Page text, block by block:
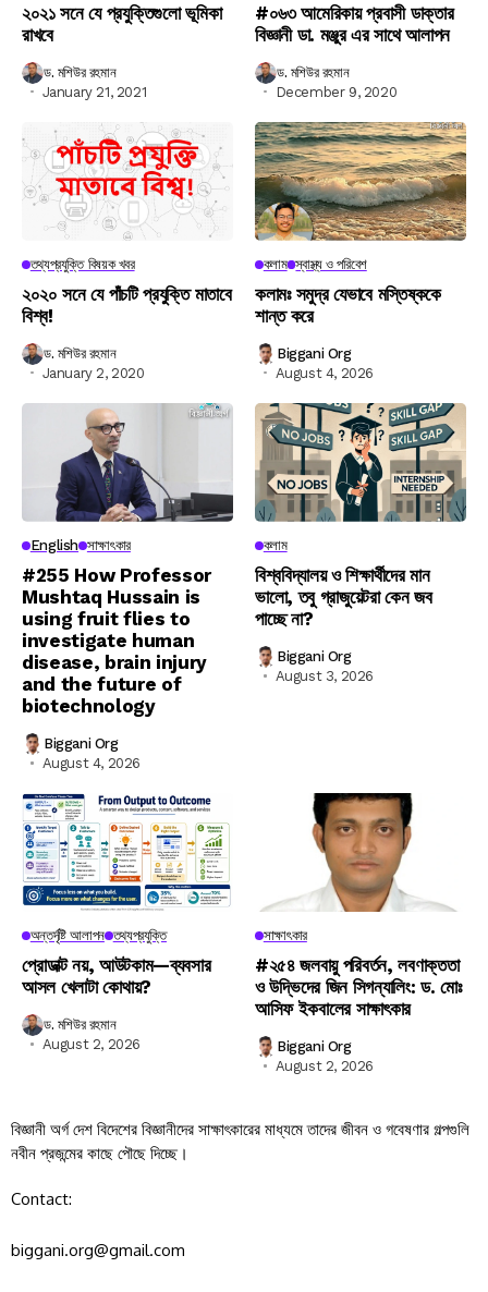
২০২১ সনে যে প্রযুক্তিগুলো ভূমিকা
রাখবে
ড. মশিউর রহমান
January 21, 2021
#০৬৩ আমেরিকায় প্রবাসী ডাক্তার
বিজ্ঞানী ডা. মঞ্জুর এর সাথে আলাপন
ড. মশিউর রহমান
December 9, 2020
তথ্যপ্রযুক্তি বিষয়ক খবর
২০২০ সনে যে পাঁচটি প্রযুক্তি মাতাবে
বিশ্ব!
ড. মশিউর রহমান
January 2, 2020
কলাম স্বাস্থ্য ও পরিবেশ
কলামঃ সমুদ্র যেভাবে মস্তিষ্ককে
শান্ত করে
Biggani Org
August 4, 2026
English সাক্ষাৎকার
#255 How Professor
Mushtaq Hussain is
using fruit flies to
investigate human
disease, brain injury
and the future of
biotechnology
Biggani Org
August 4, 2026
কলাম
বিশ্ববিদ্যালয় ও শিক্ষার্থীদের মান
ভালো, তবু গ্রাজুয়েটরা কেন জব
পাচ্ছে না?
Biggani Org
August 3, 2026
অন্তর্দৃষ্টি আলাপন তথ্যপ্রযুক্তি
প্রোডাক্ট নয়, আউটকাম—ব্যবসার
আসল খেলাটা কোথায়?
ড. মশিউর রহমান
August 2, 2026
সাক্ষাৎকার
#২৫৪ জলবায়ু পরিবর্তন, লবণাক্ততা
ও উদ্ভিদের জিন সিগন্যালিং: ড. মোঃ
আসিফ ইকবালের সাক্ষাৎকার
Biggani Org
August 2, 2026
বিজ্ঞানী অর্গ দেশ বিদেশের বিজ্ঞানীদের সাক্ষাৎকারের মাধ্যমে তাদের জীবন ও গবেষণার গল্পগুলি
নবীন প্রজন্মের কাছে পৌছে দিচ্ছে।
Contact:
biggani.org@gmail.com